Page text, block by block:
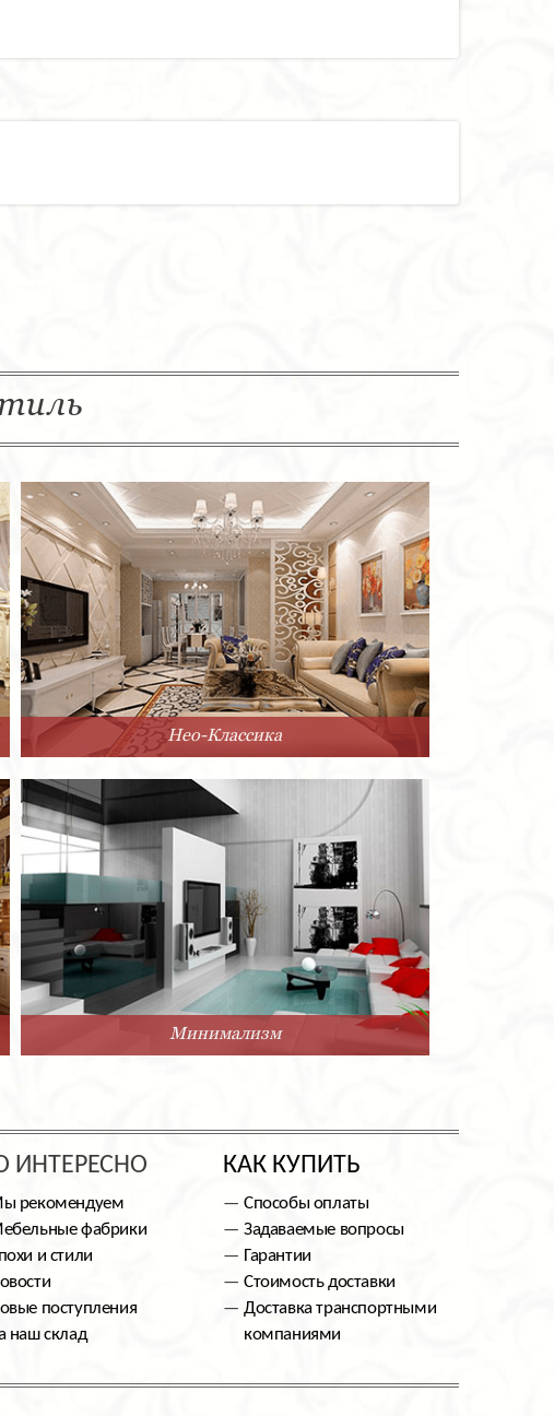
Нео-Классика
Минимализм
ИНТЕРЕСНО
рекомендуем
фабрики
и стили
поступления
наш склад
КАК КУПИТЬ
Способы оплаты
Задаваемые вопросы
Гарантии
Стоимость доставки
Доставка транспортными
компаниями